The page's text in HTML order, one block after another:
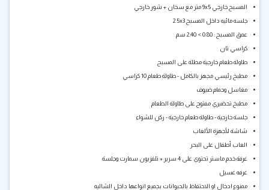
المسبح خارجي 9x5 متر مع سخان + شور خارجي
جلسه مائيه داخل المسبح 2.5x3
عمق المسبح : 0.80 > 2.40 سم
كراسي تان
طاولة طعام خارجية مطلة على المسبح
مطبخ رئيسي مجهز بالكامل - طاولة طعام 10 كراسي
مغاسل وحمام ضيوف
مطبخ تحضيري مفتوح على طاولة الطعام
جلسة خارجية - طاولة طعام خارجية - ركن للشواء
شاشة لأجهزة الألعاب
العاب أطفال على البحر
غرفة خدم ماستر تحتوي على 4 سرير + تلفزيون سمارت وجلسة
غرفه غسيل
ممنوع ادخال او الاحتفاظ بالحيوانات بجميع انواعها داخل الشاليه